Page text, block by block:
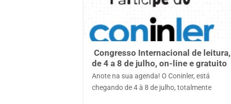
Congresso Internacional de leitura,
de 4 a 8 de julho, on-line e gratuito
Anote na sua agenda! O Coninler, está
chegando de 4 à 8 de julho, totalmente